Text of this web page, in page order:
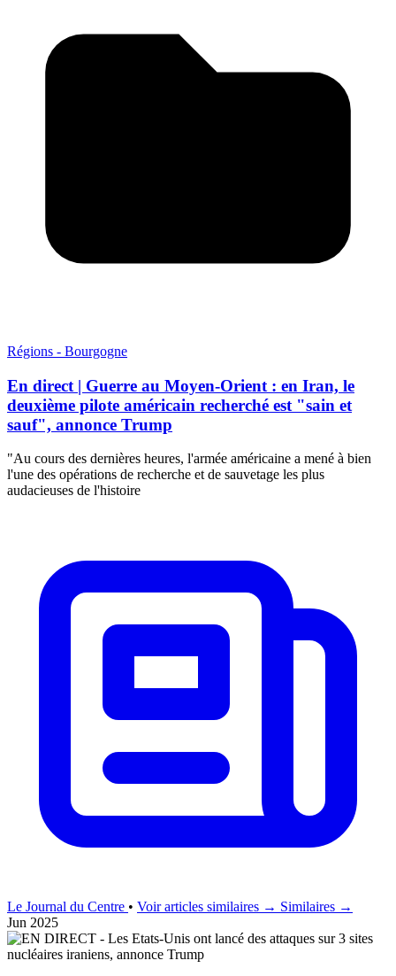
Régions - Bourgogne
En direct | Guerre au Moyen-Orient : en Iran, le
deuxième pilote américain recherché est "sain et
sauf", annonce Trump
"Au cours des dernières heures, l'armée américaine a mené à bien
l'une des opérations de recherche et de sauvetage les plus
audacieuses de l'histoire
Le Journal du Centre • Voir articles similaires → Similaires →
Jun 2025